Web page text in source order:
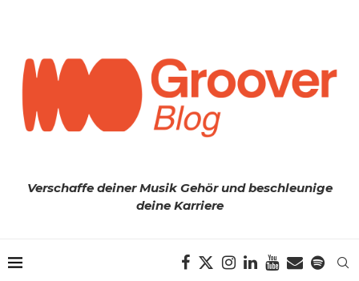
Verschaffe deiner Musik Gehör und beschleunige
deine Karriere